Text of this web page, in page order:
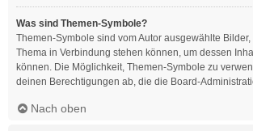
Was sind Themen-Symbole?
Themen-Symbole sind vom Autor ausgewählte
Thema in Verbindung stehen können, um dessen
können. Die Möglichkeit, Themen-Symbole zu
deinen Berechtigungen ab, die die Board-
Nach oben